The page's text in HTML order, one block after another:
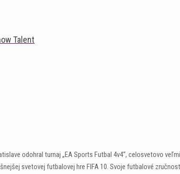
Talent
odohral turnaj „EA Sports Futbal 4v4“, celosvetovo
svetovej futbalovej hre FIFA 10. Svoje futbalové